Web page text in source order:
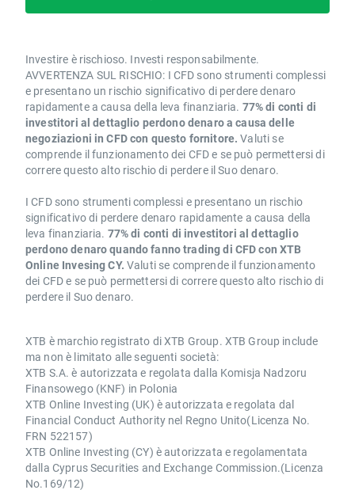
Investire è rischioso. Investi responsabilmente.
AVVERTENZA SUL RISCHIO: I CFD sono strumenti complessi
e presentano un rischio significativo di perdere denaro
rapidamente a causa della leva finanziaria. 77% di conti di
investitori al dettaglio perdono denaro a causa delle
negoziazioni in CFD con questo fornitore. Valuti se
comprende il funzionamento dei CFD e se può permettersi di
correre questo alto rischio di perdere il Suo denaro.
I CFD sono strumenti complessi e presentano un rischio
significativo di perdere denaro rapidamente a causa della
leva finanziaria. 77% di conti di investitori al dettaglio
perdono denaro quando fanno trading di CFD con XTB
Online Invesing CY. Valuti se comprende il funzionamento
dei CFD e se può permettersi di correre questo alto rischio di
perdere il Suo denaro.
XTB è marchio registrato di XTB Group. XTB Group include
ma non è limitato alle seguenti società:
XTB S.A. è autorizzata e regolata dalla Komisja Nadzoru
Finansowego (KNF) in Polonia
XTB Online Investing (UK) è autorizzata e regolata dal
Financial Conduct Authority nel Regno Unito(Licenza No.
FRN 522157)
XTB Online Investing (CY) è autorizzata e regolamentata
dalla Cyprus Securities and Exchange Commission.(Licenza
No.169/12)